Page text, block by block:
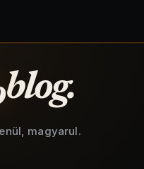
blog.
magyarul.